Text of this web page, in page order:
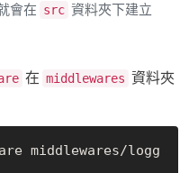
會在 src 資料夾下建立
在 middlewares 資料夾
middlewares/logg